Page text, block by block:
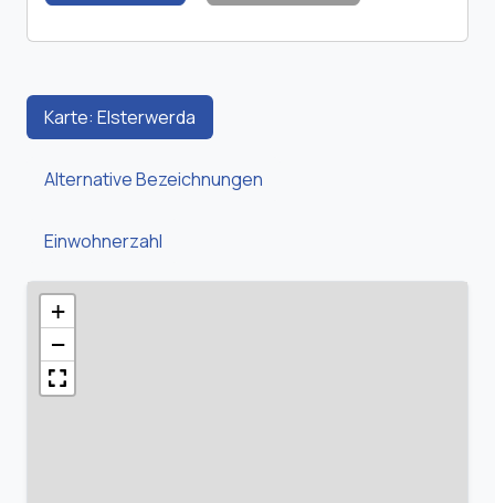
Karte: Elsterwerda
Alternative Bezeichnungen
Einwohnerzahl
+
−